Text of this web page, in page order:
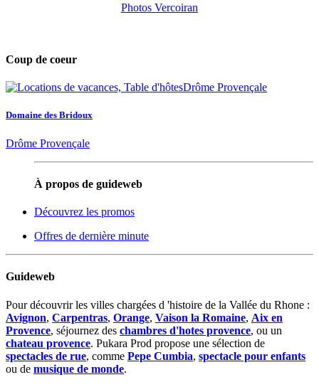
Photos Vercoiran
Coup de coeur
Domaine des Bridoux
Drôme Provençale
À propos de guideweb
Découvrez les promos
Offres de dernière minute
Guideweb
Pour découvrir les villes chargées d 'histoire de la Vallée du Rhone :
Avignon, Carpentras, Orange, Vaison la Romaine, Aix en
Provence, séjournez des chambres d'hotes provence, ou un
chateau provence. Pukara Prod propose une sélection de
spectacles de rue, comme Pepe Cumbia, spectacle pour enfants
ou de musique de monde.